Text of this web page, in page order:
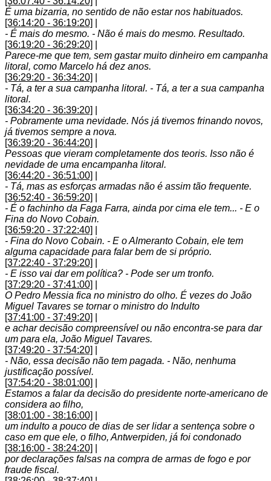
É uma bizarria, no sentido de não estar nos habituados.
[36:14:20 - 36:19:20]
- É mais do mesmo. - Não é mais do mesmo. Resultado.
[36:19:20 - 36:29:20]
Parece-me que tem, sem gastar muito dinheiro em campanha
litoral, como Marcelo há dez anos.
[36:29:20 - 36:34:20]
- Tá, a ter a sua campanha litoral. - Tá, a ter a sua campanha
litoral.
[36:34:20 - 36:39:20]
- Pobramente uma nevidade. Nós já tivemos frinando novos,
já tivemos sempre a nova.
[36:39:20 - 36:44:20]
Pessoas que vieram completamente dos teoris. Isso não é
nevidade de uma encampanha litoral.
[36:44:20 - 36:51:00]
- Tá, mas as esforças armadas não é assim tão frequente.
[36:52:40 - 36:59:20]
- É o fachinho da Faga Farra, ainda por cima ele tem... - E o
Fina do Novo Cobain.
[36:59:20 - 37:22:40]
- Fina do Novo Cobain. - E o Almeranto Cobain, ele tem
alguma capacidade para falar bem de si próprio.
[37:22:40 - 37:29:20]
- E isso vai dar em política? - Pode ser um tronfo.
[37:29:20 - 37:41:00]
O Pedro Messia fica no ministro do olho. É vezes do João
Miguel Tavares se tornar o ministro do Indulto
[37:41:00 - 37:49:20]
e achar decisão compreensível ou não encontra-se para dar
um para ela, João Miguel Tavares.
[37:49:20 - 37:54:20]
- Não, essa decisão não tem pagada. - Não, nenhuma
justificação possível.
[37:54:20 - 38:01:00]
Estamos a falar da decisão do presidente norte-americano de
considera ao filho,
[38:01:00 - 38:16:00]
um indulto a pouco de dias de ser lidar a sentença sobre o
caso em que ele, o filho, Antwerpiden, já foi condonado
[38:16:00 - 38:24:20]
por declarações falsas na compra de armas de fogo e por
fraude fiscal.